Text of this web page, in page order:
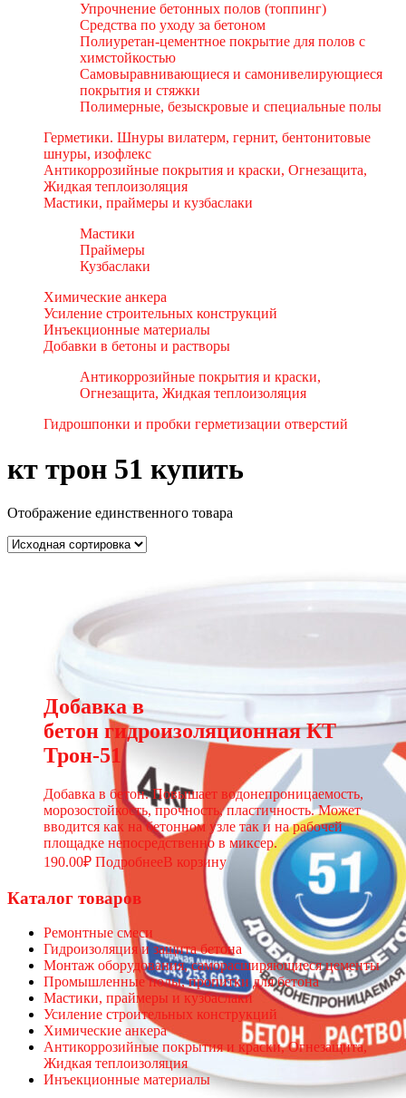
Упрочнение бетонных полов (топпинг)
Средства по уходу за бетоном
Полиуретан-цементное покрытие для полов с
химстойкостью
Самовыравнивающиеся и самонивелирующиеся
покрытия и стяжки
Полимерные, безыскровые и специальные полы
Герметики. Шнуры вилатерм, гернит, бентонитовые
шнуры, изофлекс
Антикоррозийные покрытия и краски, Огнезащита,
Жидкая теплоизоляция
Мастики, праймеры и кузбаслаки
Мастики
Праймеры
Кузбаслаки
Химические анкера
Усиление строительных конструкций
Инъекционные материалы
Добавки в бетоны и растворы
Антикоррозийные покрытия и краски,
Огнезащита, Жидкая теплоизоляция
Гидрошпонки и пробки герметизации отверстий
кт трон 51 купить
Отображение единственного товара
Добавка в
бетон гидроизоляционная КТ
Трон-51
Добавка в бетон. Повышает водонепроницаемость,
морозостойкость, прочность, пластичность. Может
вводится как на бетонном узле так и на рабочей
площадке непосредственно в миксер.
190.00₽ ПодробнееВ корзину
Каталог товаров
Ремонтные смеси
Гидроизоляция и защита бетона
Монтаж оборудования, саморасширяющиеся цементы
Промышленные полы, пропитки для бетона
Мастики, праймеры и кузбаслаки
Усиление строительных конструкций
Химические анкера
Антикоррозийные покрытия и краски, Огнезащита,
Жидкая теплоизоляция
Инъекционные материалы